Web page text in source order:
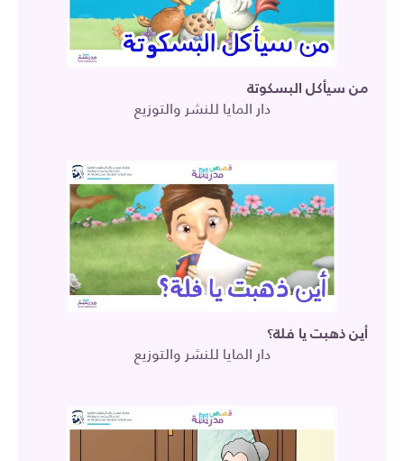
من سيأكل البسكوتة
دار المايا للنشر والتوزيع
أين ذهبت يا فلة؟
دار المايا للنشر والتوزيع